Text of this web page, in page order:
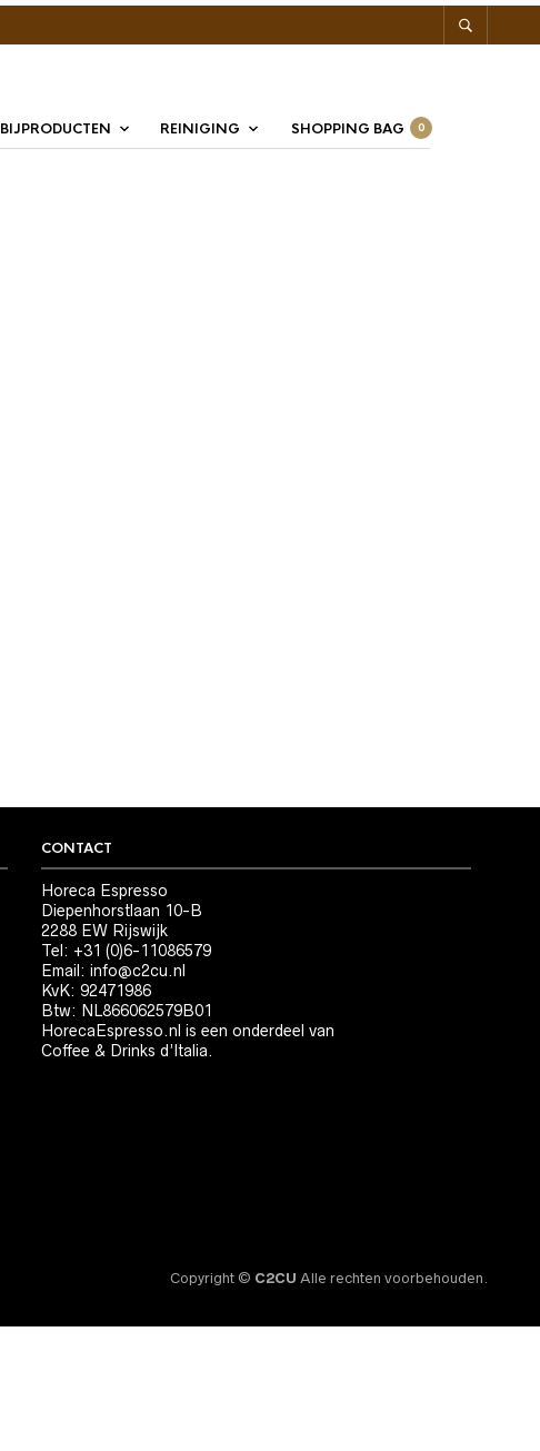
BIJPRODUCTEN REINIGING SHOPPING BAG 0
CONTACT
Horeca Espresso
Diepenhorstlaan 10-B
2288 EW Rijswijk
Tel: +31 (0)6-11086579
Email:info@c2cu.nl
KvK: 92471986
Btw: NL866062579B01
HorecaEspresso.nl is een onderdeel van
Coffee & Drinks d’Italia.
Copyright © C2CU Alle rechten voorbehouden.